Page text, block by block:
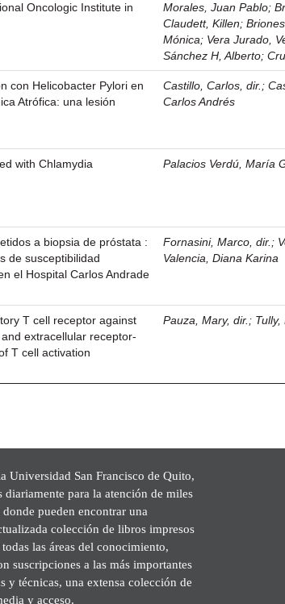
Oncologic Institute in
Morales, Juan Pablo;
Claudett, Killen;
Mónica; Vera Jurado,
Sánchez H, Alberto;
con Helicobacter Pylori en
Atrófica: una lesión
Castillo, Carlos, dir. ;
Carlos Andrés
with Chlamydia
Palacios Verdú, María
a biopsia de próstata :
de susceptibilidad
el Hospital Carlos Andrade
Fornasini, Marco, dir. ;
Valencia, Diana Karina
T cell receptor against
extracellular receptor-
T cell activation
Pauza, Mary, dir. ; Tully,
Universidad San Francisco de Quito,
diariamente para la atención de miles
donde pueden encontrar una
colección de libros impresos
las áreas del conocimiento,
suscripciones a las más importantes
y técnicas, una extensa colección de
y acceso.